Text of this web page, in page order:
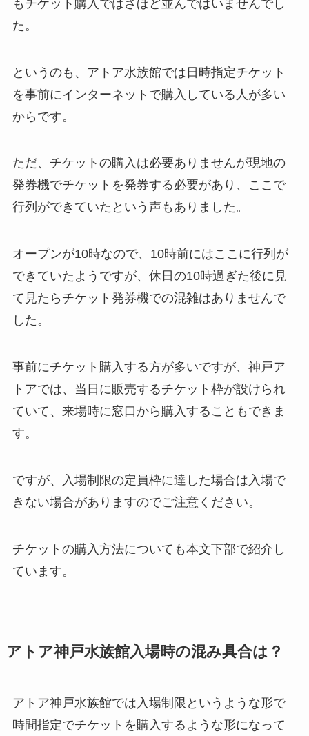
もチケット購入ではさほど並んではいませんでし
た。
というのも、アトア水族館では日時指定チケット
を事前にインターネットで購入している人が多い
からです。
ただ、チケットの購入は必要ありませんが現地の
発券機でチケットを発券する必要があり、ここで
行列ができていたという声もありました。
オープンが10時なので、10時前にはここに行列が
できていたようですが、休日の10時過ぎた後に見
て見たらチケット発券機での混雑はありませんで
した。
事前にチケット購入する方が多いですが、神戸ア
トアでは、当日に販売するチケット枠が設けられ
ていて、来場時に窓口から購入することもできま
す。
ですが、入場制限の定員枠に達した場合は入場で
きない場合がありますのでご注意ください。
チケットの購入方法についても本文下部で紹介し
ています。
アトア神戸水族館入場時の混み具合は？
アトア神戸水族館では入場制限というような形で
時間指定でチケットを購入するような形になって